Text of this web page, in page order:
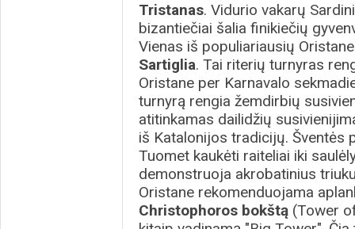
Tristanas. Vidurio vakarų
bizantiečiai šalia finikiečių
Vienas iš populiariausių
Sartiglia. Tai riterių turnyras
Oristane per Karnavalo
turnyrą rengia žemdirbių
atitinkamas dailidžių
iš Katalonijos tradicijų. Šventės
Tuomet kaukėti raiteliai iki
demonstruoja akrobatinius
Oristane rekomenduojama
Christophoros bokštą (Tower